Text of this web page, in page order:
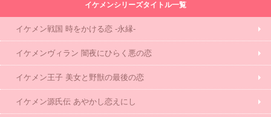
イケメンシリーズタイトル一覧
イケメン戦国 時をかける恋 -永縁-
イケメンヴィラン 闇夜にひらく悪の恋
イケメン王子 美女と野獣の最後の恋
イケメン源氏伝 あやかし恋えにし